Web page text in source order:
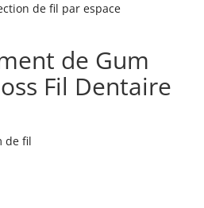
de fil par espace
de Gum
Fil Dentaire
de fil